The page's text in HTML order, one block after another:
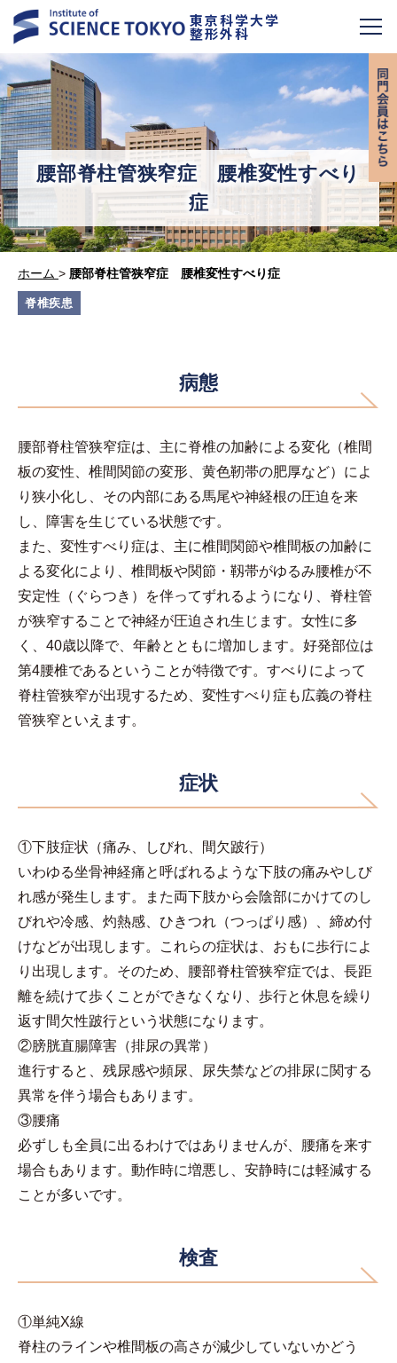
東京科学大学
整形外科
腰部脊柱管狭窄症 腰椎変性すべり
症
ホーム > 腰部脊柱管狭窄症 腰椎変性すべり症
脊椎疾患
病態
腰部脊柱管狭窄症は、主に脊椎の加齢による変化（椎間
板の変性、椎間関節の変形、黄色靭帯の肥厚など）によ
り狭小化し、その内部にある馬尾や神経根の圧迫を来
し、障害を生じている状態です。
また、変性すべり症は、主に椎間関節や椎間板の加齢に
よる変化により、椎間板や関節・靱帯がゆるみ腰椎が不
安定性（ぐらつき）を伴ってずれるようになり、脊柱管
が狭窄することで神経が圧迫され生じます。女性に多
く、40歳以降で、年齢とともに増加します。好発部位は
第4腰椎であるということが特徴です。すべりによって
脊柱管狭窄が出現するため、変性すべり症も広義の脊柱
管狭窄といえます。
症状
①下肢症状（痛み、しびれ、間欠跛行）
いわゆる坐骨神経痛と呼ばれるような下肢の痛みやしび
れ感が発生します。また両下肢から会陰部にかけてのし
びれや冷感、灼熱感、ひきつれ（つっぱり感）、締め付
けなどが出現します。これらの症状は、おもに歩行によ
り出現します。そのため、腰部脊柱管狭窄症では、長距
離を続けて歩くことができなくなり、歩行と休息を繰り
返す間欠性跛行という状態になります。
②膀胱直腸障害（排尿の異常）
進行すると、残尿感や頻尿、尿失禁などの排尿に関する
異常を伴う場合もあります。
③腰痛
必ずしも全員に出るわけではありませんが、腰痛を来す
場合もあります。動作時に増悪し、安静時には軽減する
ことが多いです。
検査
①単純X線
脊柱のラインや椎間板の高さが減少していないかどう